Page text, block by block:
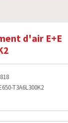
d'air E+E
T3A6L300K2